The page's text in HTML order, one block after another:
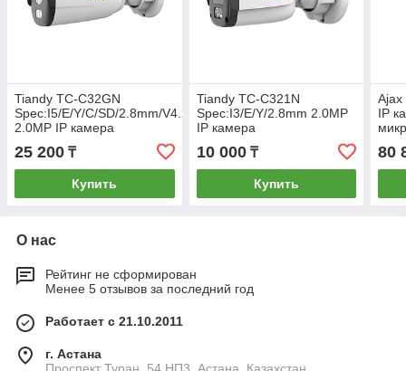
Tiandy TC-C32GN
Spec:I5/E/Y/C/SD/2.8mm/V4.2
2.0MP IP камера
цилиндрическая Starlight
(с микрофоном)
25 200 ₸
Купить
Tiandy TC-C321N
Spec:I3/E/Y/2.8mm 2.0MP
IP камера
цилиндрическая (с
микрофоном)
10 000₸
Купить
Ajax
IP
80
О нас
Рейтинг не сформирован
Менее 5 отзывов за последний год
Работает с 21.10.2011
г. Астана